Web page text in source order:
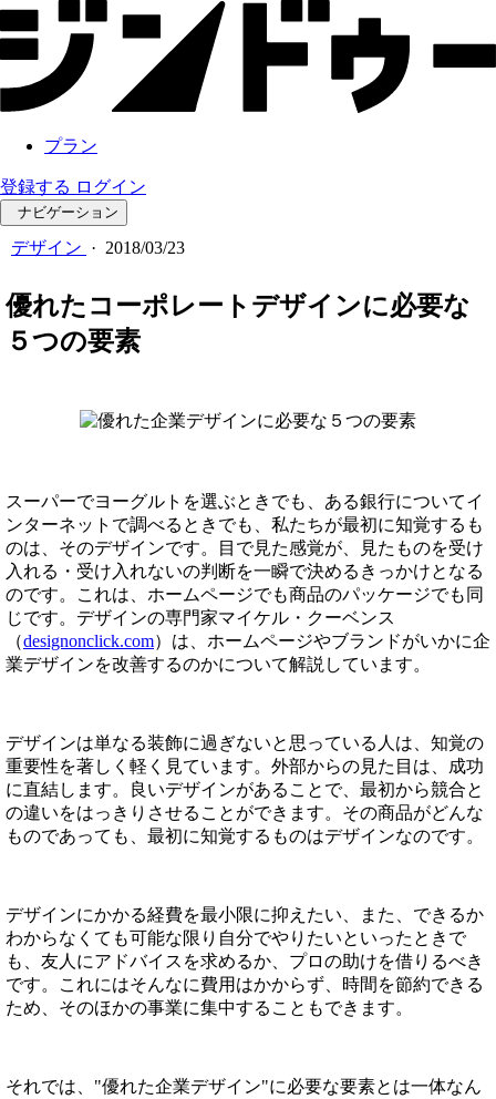
プラン
登録する ログイン
ナビゲーション
デザイン · 2018/03/23
優れたコーポレートデザインに必要な
５つの要素
スーパーでヨーグルトを選ぶときでも、ある銀行についてイ
ンターネットで調べるときでも、私たちが最初に知覚するも
のは、そのデザインです。目で見た感覚が、見たものを受け
入れる・受け入れないの判断を一瞬で決めるきっかけとなる
のです。これは、ホームページでも商品のパッケージでも同
じです。デザインの専門家マイケル・クーベンス
（designonclick.com）は、ホームページやブランドがいかに企
業デザインを改善するのかについて解説しています。
デザインは単なる装飾に過ぎないと思っている人は、知覚の
重要性を著しく軽く見ています。外部からの見た目は、成功
に直結します。良いデザインがあることで、最初から競合と
の違いをはっきりさせることができます。その商品がどんな
ものであっても、最初に知覚するものはデザインなのです。
デザインにかかる経費を最小限に抑えたい、また、できるか
わからなくても可能な限り自分でやりたいといったときで
も、友人にアドバイスを求めるか、プロの助けを借りるべき
です。これにはそんなに費用はかからず、時間を節約できる
ため、そのほかの事業に集中することもできます。
それでは、"優れた企業デザイン"に必要な要素とは一体なん